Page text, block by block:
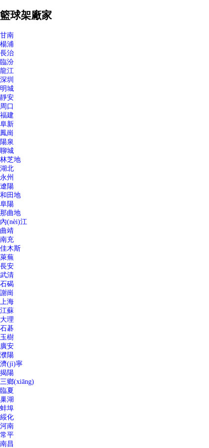
籃球架廠家
甘南
楊浦
長治
臨汾
龍江
深圳
明城
靜安
周口
福建
阜新
鳳崗
陽泉
聊城
林芝地
湖北
永州
遼陽
和田地
阜陽
那曲地
內(nèi)江
曲靖
南充
佳木斯
萊蕪
長安
武清
石碣
謝崗
上海
江蘇
大理
石碁
玉樹
廣安
濮陽
濟(jì)寧
揭陽
三鄉(xiāng)
臨夏
巢湖
蚌埠
綏化
河南
常平
南昌